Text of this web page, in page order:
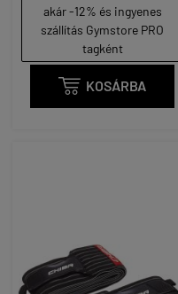
akár -12% és ingyenes
szállítás Gymstore PRO
tagként
 KOSÁRBA